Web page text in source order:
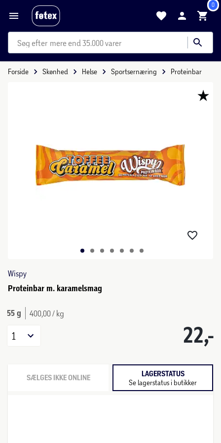
0
mere end 35.000 varer
Forside Skønhed Helse Sportsernæring Proteinbar
Wispy
Proteinbar m. karamelsmag
55 g 400,00 / kg
22,-
1
SÆLGES IKKE ONLINE LAGERSTATUS
Se lagerstatus i butikker